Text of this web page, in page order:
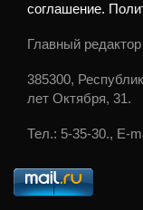
соглашение.
Главный
385300,
лет Октября, 31.
Тел.: 5-35-30., E-